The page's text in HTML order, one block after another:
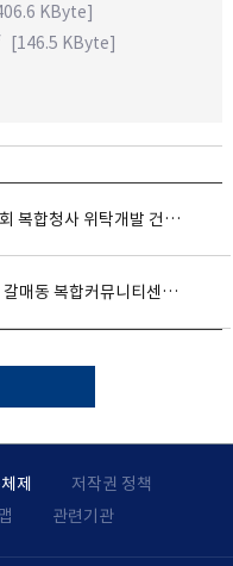
KByte]
[146.5 KByte]
문경시의회 복합청사 위탁개발 건축공사 정기안전점검 수행기관 지정 공고
「구리시 갈매동 복합커뮤니티센터 위탁개발」건축공사 정기안전점검 수행기관 지정 공고
제
저작권 정책
관련기관